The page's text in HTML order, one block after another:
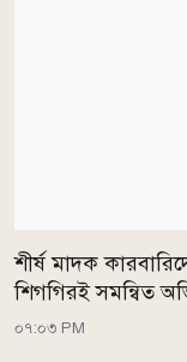
শীর্ষ মাদক
শিগগিরই সমন্বিত
০৭:০৩ PM